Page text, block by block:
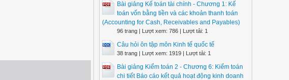
Bài giảng Kế toán tài chính - Chương 1: Kế
toán vốn bằng tiền và các khoản thanh toán
(Accounting for Cash, Receivables and Payables)
96 trang | Lượt xem: 786 | Lượt tải: 1
Câu hỏi ôn tập môn Kinh tế quốc tế
38 trang | Lượt xem: 1919 | Lượt tải: 1
Bài giảng Kiểm toán 2 - Chương 6: Kiểm toán
chi tiết Báo cáo kết quả hoạt động kinh doanh